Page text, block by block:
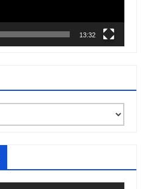
13:32